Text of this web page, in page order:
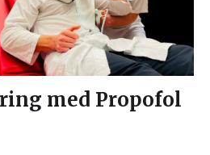
med Propofol